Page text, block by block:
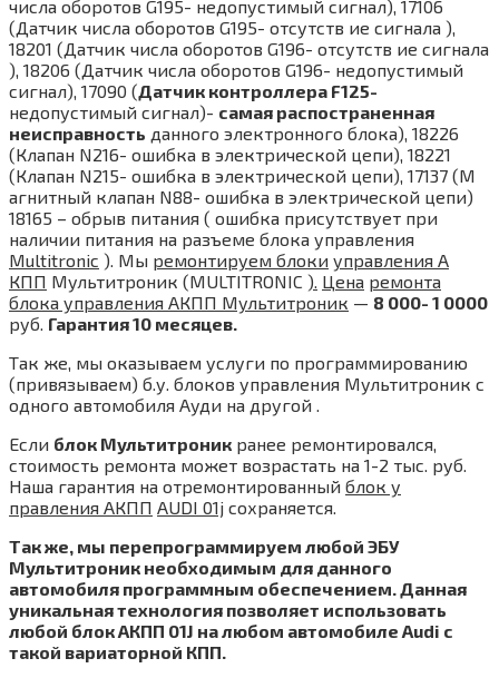
числа оборотов G195- недопустимый сигнал), 17106
(Датчик числа оборотов G195- отсутств ие сигнала ),
18201 (Датчик числа оборотов G196- отсутств ие сигнала
), 18206 (Датчик числа оборотов G196- недопустимый
сигнал), 17090 (Датчик контроллера F125-
недопустимый сигнал)- самая распостраненная
неисправность данного электронного блока), 18226
(Клапан N216- ошибка в электрической цепи), 18221
(Клапан N215- ошибка в электрической цепи), 17137 (М
агнитный клапан N88- ошибка в электрической цепи)
18165 – обрыв питания ( ошибка присутствует при
наличии питания на разъеме блока управления
Multitronic ). Мы ремонтируем блоки управления А
КПП Мультитроник (MULTITRONIC ). Цена ремонта
блока управления АКПП Мультитроник — 8 000- 1 0000
руб. Гарантия 10 месяцев.
Так же, мы оказываем услуги по программированию
(привязываем) б.у. блоков управления Мультитроник с
одного автомобиля Ауди на другой .
Если блок Мультитроник ранее ремонтировался,
стоимость ремонта может возрастать на 1-2 тыс. руб.
Наша гарантия на отремонтированный блок у
правления АКПП AUDI 01j сохраняется.
Так же, мы перепрограммируем любой ЭБУ
Мультитроник необходимым для данного
автомобиля программным обеспечением. Данная
уникальная технология позволяет использовать
любой блок АКПП 01J на любом автомобиле Audi с
такой вариаторной КПП.